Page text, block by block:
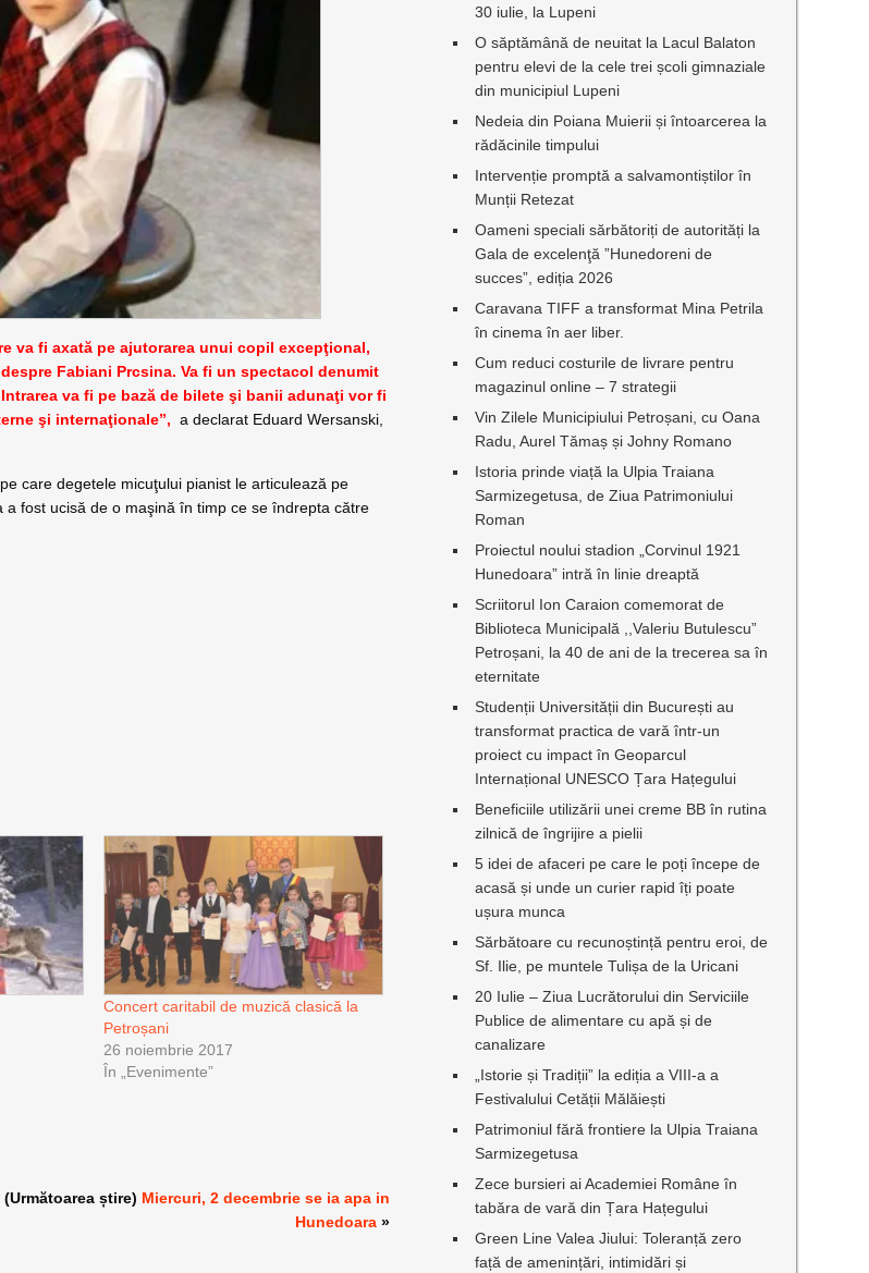
va fi axată pe ajutorarea unui copil excepţional,
Fabiani Prcsina. Va fi un spectacol denumit
va fi pe bază de bilete şi banii adunaţi vor fi
şi internaţionale”, a declarat Eduard Wersanski,
care degetele micuţului pianist le articulează pe
fost ucisă de o maşină în timp ce se îndrepta către
Concert caritabil de muzică clasică la
Petroșani
26 noiembrie 2017
În „Evenimente”
(Următoarea știre) Miercuri, 2 decembrie se ia apa in
Hunedoara »
30 iulie, la Lupeni
O săptămână de neuitat la Lacul Balaton
pentru elevi de la cele trei școli gimnaziale
din municipiul Lupeni
Nedeia din Poiana Muierii și întoarcerea la
rădăcinile timpului
Intervenție promptă a salvamontiștilor în
Munții Retezat
Oameni speciali sărbătoriți de autorități la
Gala de excelenţă ”Hunedoreni de
succes”, ediția 2026
Caravana TIFF a transformat Mina Petrila
în cinema în aer liber.
Cum reduci costurile de livrare pentru
magazinul online – 7 strategii
Vin Zilele Municipiului Petroșani, cu Oana
Radu, Aurel Tămaș și Johny Romano
Istoria prinde viață la Ulpia Traiana
Sarmizegetusa, de Ziua Patrimoniului
Roman
Proiectul noului stadion „Corvinul 1921
Hunedoara” intră în linie dreaptă
Scriitorul Ion Caraion comemorat de
Biblioteca Municipală ,,Valeriu Butulescu”
Petroșani, la 40 de ani de la trecerea sa în
eternitate
Studenții Universității din București au
transformat practica de vară într-un
proiect cu impact în Geoparcul
Internațional UNESCO Țara Hațegului
Beneficiile utilizării unei creme BB în rutina
zilnică de îngrijire a pielii
5 idei de afaceri pe care le poți începe de
acasă și unde un curier rapid îți poate
ușura munca
Sărbătoare cu recunoștință pentru eroi, de
Sf. Ilie, pe muntele Tulișa de la Uricani
20 Iulie – Ziua Lucrătorului din Serviciile
Publice de alimentare cu apă și de
canalizare
„Istorie și Tradiții” la ediția a VIII-a a
Festivalului Cetății Mălăiești
Patrimoniul fără frontiere la Ulpia Traiana
Sarmizegetusa
Zece bursieri ai Academiei Române în
tabăra de vară din Țara Hațegului
Green Line Valea Jiului: Toleranță zero
față de amenințări, intimidări și